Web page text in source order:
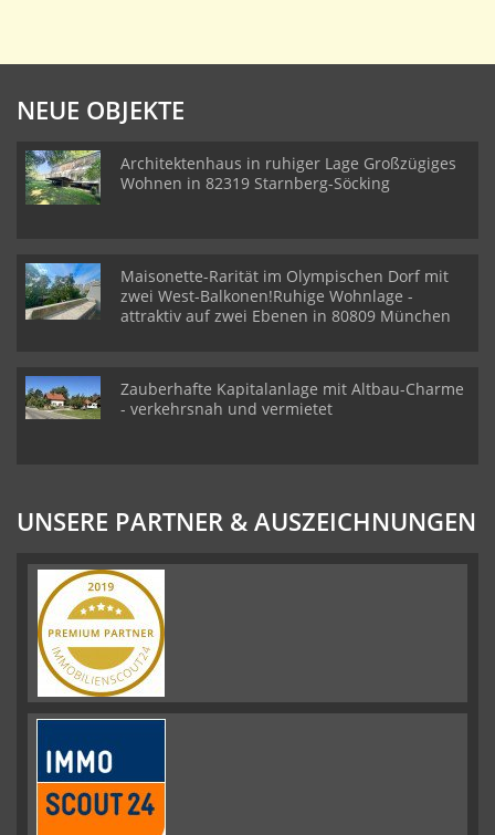
NEUE OBJEKTE
Architektenhaus in ruhiger Lage Großzügiges
Wohnen in 82319 Starnberg-Söcking
Maisonette-Rarität im Olympischen Dorf mit
zwei West-Balkonen!Ruhige Wohnlage -
attraktiv auf zwei Ebenen in 80809 München
Zauberhafte Kapitalanlage mit Altbau-Charme
- verkehrsnah und vermietet
UNSERE PARTNER & AUSZEICHNUNGEN